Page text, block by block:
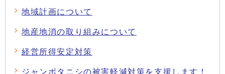
地域計画について
地産地消の取り組みについて
経営所得安定対策
ジャンボタニシの被害軽減対策を支援します！